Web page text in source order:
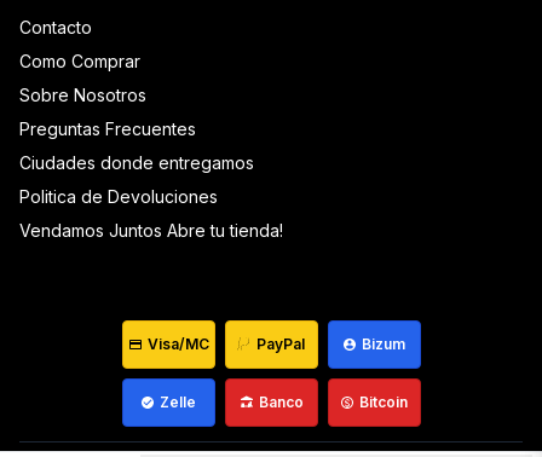
Contacto
Como Comprar
Sobre Nosotros
Preguntas Frecuentes
Ciudades donde entregamos
Politica de Devoluciones
Vendamos Juntos Abre tu tienda!
Visa/MC PayPal Bizum
Zelle Banco Bitcoin